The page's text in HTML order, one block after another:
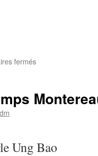
ferméssur
Montereau
Ung Bao